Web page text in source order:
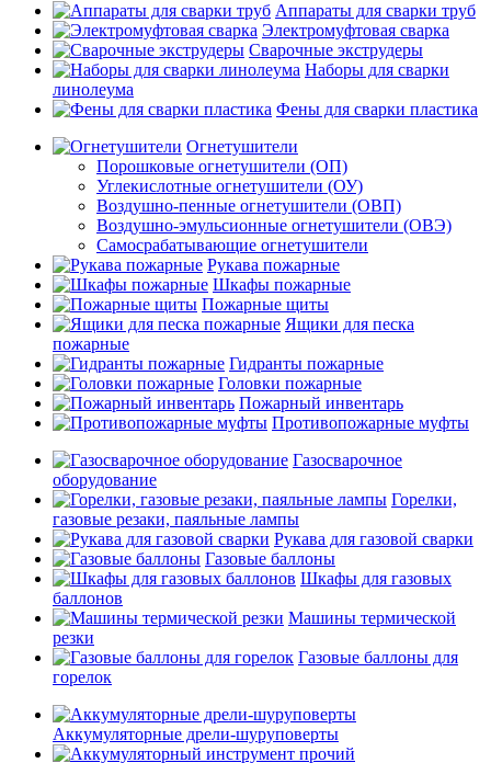
Аппараты для сварки труб
Электромуфтовая сварка
Сварочные экструдеры
Наборы для сварки
линолеума
Фены для сварки пластика
Огнетушители
Порошковые огнетушители (ОП)
Углекислотные огнетушители (ОУ)
Воздушно-пенные огнетушители (ОВП)
Воздушно-эмульсионные огнетушители (ОВЭ)
Самосрабатывающие огнетушители
Рукава пожарные
Шкафы пожарные
Пожарные щиты
Ящики для песка
пожарные
Гидранты пожарные
Головки пожарные
Пожарный инвентарь
Противопожарные муфты
Газосварочное
оборудование
Горелки,
газовые резаки, паяльные лампы
Рукава для газовой сварки
Газовые баллоны
Шкафы для газовых
баллонов
Машины термической
резки
Газовые баллоны для
горелок
Аккумуляторные дрели-шуруповерты